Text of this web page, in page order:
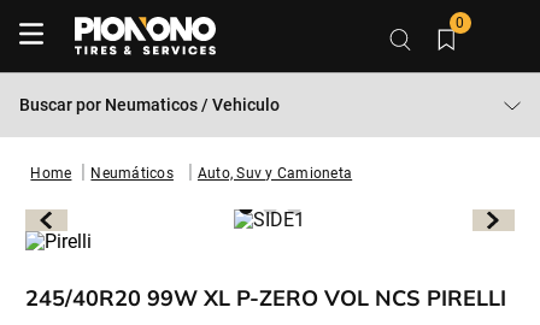
0
Buscar por Neumaticos / Vehiculo
Neumáticos Auto, Suv y Camioneta
245/40R20 99W XL P-ZERO VOL NCS PIRELLI